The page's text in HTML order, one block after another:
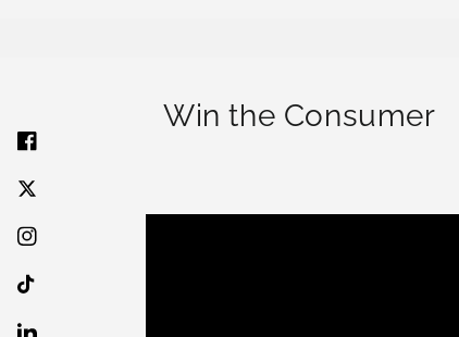
Win the Consumer